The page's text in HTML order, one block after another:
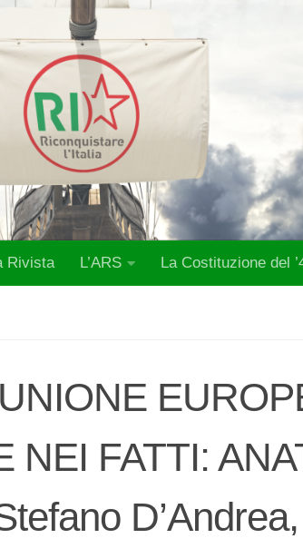
Rivista L’ARS La Costituzione del
NEI FATTI:
D’Andrea,